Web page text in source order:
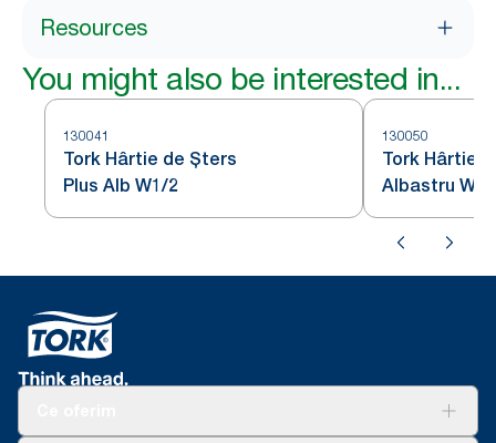
Resources
You might also be interested in...
130041
Tork Hârtie de Șters
Plus Alb W1/2
130050
Tork Hârtie
Albastru W1